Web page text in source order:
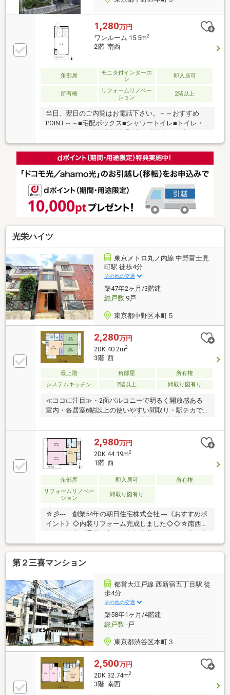
1,280万円
ワンルーム 15.5m2
2階 南西
角部屋
モニタ付インターホ
ン
即入居可
所有権
リフォームリノベー
ション
2階以上
当日、翌日のご内覧はお電話下さい。～～おすすめ
POINT～～■宅配ボックス■シャワートイレ■トイレ・
サービス管理■本町３丁目アドレス■タイル張り■駐輪
場■TVモニターインターフォンお早めにご覧下さい。
光栄ハイツ
東京メトロ丸ノ内線 中野富士見
町駅 徒歩4分
その他の交通
築47年2ヶ月/3階建
総戸数9戸
東京都中野区本町５
2,280万円
2DK 40.2m2
3階 西
最上階 角部屋
所有権
システムキッチン
2階以上 間取り図有り
≪ココに注目≫・2面バルコニーで明るく開放感ある
室内・各居室6帖以上の使いやすい間取り・駅チカで
ームも可能≪アクセス≫・丸ノ内方南支線「中野富士
見町」駅 徒歩4分・丸ノ内線「新中野」駅 徒歩8分
【Amazonギフト券5万円プレゼント】お問い合わせ物
件にてご契約頂いたお客様に進呈いたします※詳細は
プレゼント情報をご確認下さい無料送迎でラクラク見
学！気になる物件をまとめてご案内します。お仕事帰
りのご見学にも対応しています。【ネット予約24時間
受付中】お急ぎの方は 03-5309-2041
2,980万円
2DK 44.19m2
1階 西
角部屋 即入居可
所有権
リフォームリノベー
ション
間取り図有り
☆彡--- 創業54年の朝日住宅株式会社 ---《おすすめポ
イント》◇内装リフォーム完成しました◇◇☆南西角
野区本町の閑静な住宅地☆中野富士見町駅徒歩5分
複数駅利用可～ＪＲ中野駅にも徒歩20分と徒歩圏内～
まず、フリーダイアルにご連絡を頂きまして『「光栄
ハイツ」の物件を見た』とお伝えいただくとスムーズ
です。担当スタッフがお客様のご希望に合わせてお手
伝いをさせて頂きます。その際、他の要望やご希望な
ど一緒にお聞きしてご提案させて頂きます。---『親
切、丁寧、しっかりした仕事』をモットーに、お客様
に寄り添ったご提案をさせて頂きます---
第２三喜マンション
都営大江戸線 西新宿五丁目駅 徒
歩4分
その他の交通
築58年1ヶ月/4階建
総戸数-戸
東京都渋谷区本町３
2,500万円
2DK 32.74m2
3階 南西